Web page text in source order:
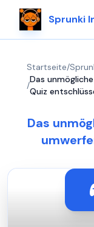
Sprunki
Startseite/
/
Das
Quiz
Das